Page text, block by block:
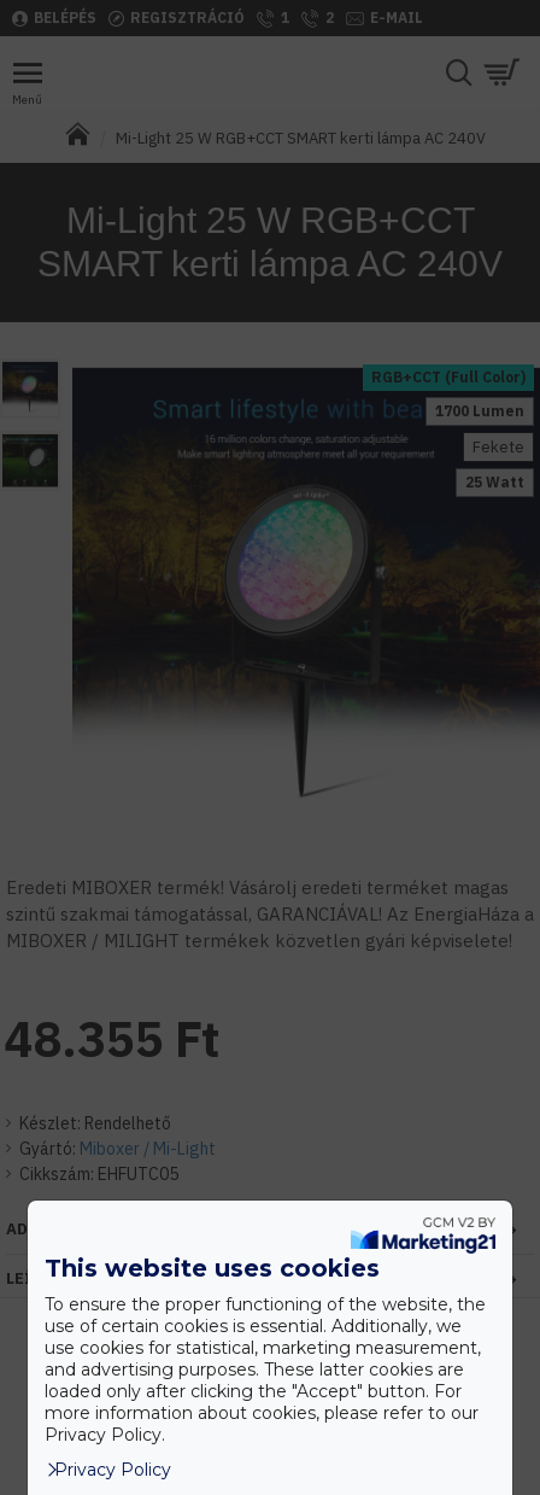
BELÉPÉS REGISZTRÁCIÓ 1 2 E-MAIL
Mi-Light 25 W RGB+CCT SMART kerti lámpa AC 240V
Mi-Light 25 W RGB+CCT
SMART kerti lámpa AC 240V
RGB+CCT (Full Color)
1700 Lumen
25 Watt
Fekete
Eredeti MIBOXER termék! Vásárolj eredeti terméket magas
szintű szakmai támogatással, GARANCIÁVAL! Az EnergiaHáza a
MIBOXER / MILIGHT termékek közvetlen gyári képviselete!
Készlet: Rendelhető
Gyártó: Miboxer / Mi-Light
Cikkszám: EHFUTC05
48.355 Ft
ADATOK
LEÍRÁS
Kedvezmények
Vásárolj nagyobb mennyiségben és megadjuk a legjobb gyártói árakat.
This website uses cookies
To ensure the proper functioning of the website, the
use of certain cookies is essential. Additionally, we
use cookies for statistical, marketing measurement,
and advertising purposes. These latter cookies are
loaded only after clicking the "Accept" button. For
more information about cookies, please refer to our
Privacy Policy.
Privacy Policy